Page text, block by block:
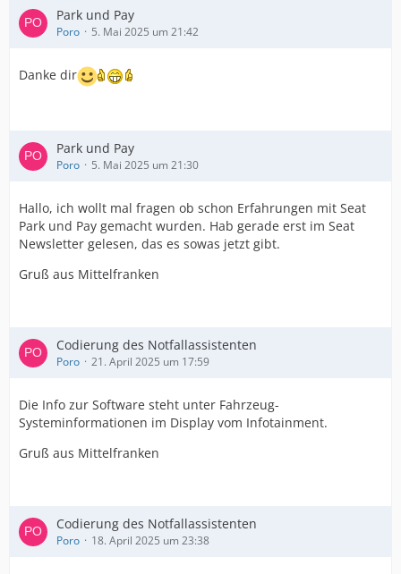
Park und Pay
Poro 5. Mai 2025 um 21:42
Danke dir
Park und Pay
Poro 5. Mai 2025 um 21:30
Hallo, ich wollt mal fragen ob schon Erfahrungen mit Seat
Park und Pay gemacht wurden. Hab gerade erst im Seat
Newsletter gelesen, das es sowas jetzt gibt.
Gruß aus Mittelfranken
Codierung des Notfallassistenten
Poro 21. April 2025 um 17:59
Die Info zur Software steht unter Fahrzeug-
Systeminformationen im Display vom Infotainment.
Gruß aus Mittelfranken
Codierung des Notfallassistenten
Poro 18. April 2025 um 23:38